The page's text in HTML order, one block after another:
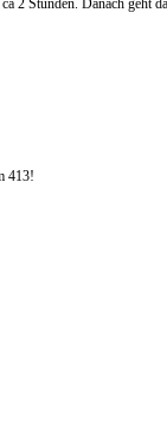
2 Stunden. Danach geht
413!